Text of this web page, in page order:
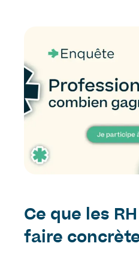
Ce que les
faire